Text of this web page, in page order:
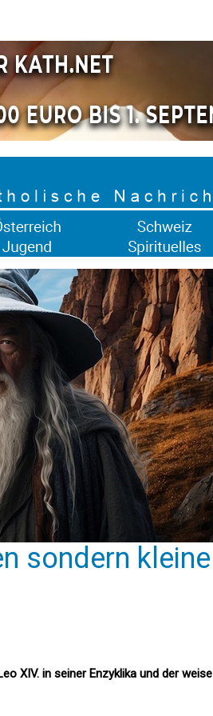
sondern kleine
XIV. in seiner Enzyklika und der weise